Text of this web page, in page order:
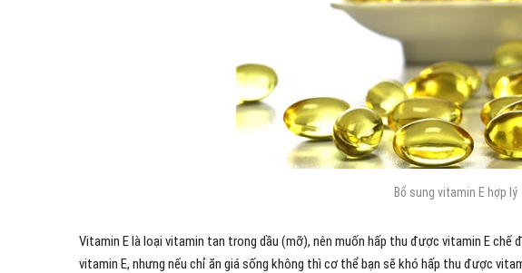
Bổ sung vitamin E hợp lý
Vitamin E là loại vitamin tan trong dầu (mỡ), nên muốn hấp thu được vitamin E chế
vitamin E, nhưng nếu chỉ ăn giá sống không thì cơ thể bạn sẽ khó hấp thu được